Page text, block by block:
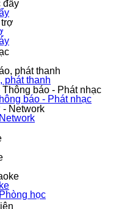
phát thanh
báo - Phát nhạc
học